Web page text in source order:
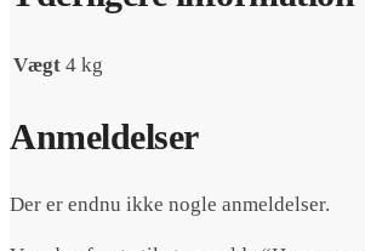
Vægt 4 kg
Anmeldelser
Der er endnu ikke nogle anmeldelser.